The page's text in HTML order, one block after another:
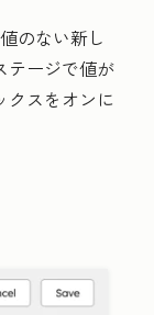
のない新し
テージで値が
クスをオンに